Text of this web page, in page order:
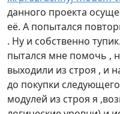
данного проекта
её. А попытался
. Ну и собственно
пытался мне помочь ,
выходили из строя , и
до покупки
модулей из строя я